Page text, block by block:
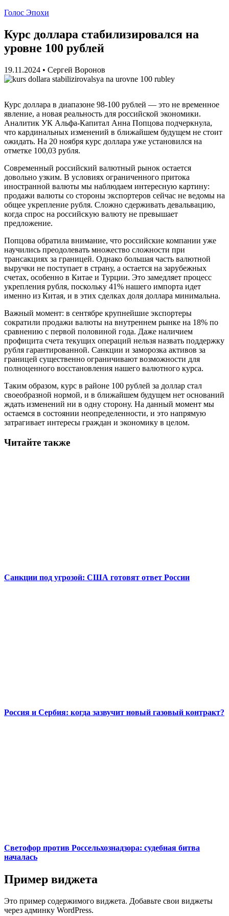
Голос Эпохи
Курс доллара стабилизировался на
уровне 100 рублей
19.11.2024 • Сергей Воронов
Курс доллара в диапазоне 98-100 рублей — это не временное
явление, а новая реальность для российской экономики.
Аналитик УК Альфа-Капитал Анна Попцова подчеркнула,
что кардинальных изменений в ближайшем будущем не стоит
ожидать. На 20 ноября курс доллара уже установился на
отметке 100,03 рубля.
Современный российский валютный рынок остается
довольно узким. В условиях ограниченного притока
иностранной валюты мы наблюдаем интересную картину:
продажи валюты со стороны экспортеров сейчас не ведомы на
общее укрепление рубля. Сложно сдерживать девальвацию,
когда спрос на российскую валюту не превышает
предложение.
Попцова обратила внимание, что российские компании уже
научились преодолевать множество сложности при
трансакциях за границей. Однако большая часть валютной
выручки не поступает в страну, а остается на зарубежных
счетах, особенно в Китае и Турции. Это замедляет процесс
укрепления рубля, поскольку 41% нашего импорта идет
именно из Китая, и в этих сделках доля доллара минимальна.
Важный момент: в сентябре крупнейшие экспортеры
сократили продажи валюты на внутреннем рынке на 18% по
сравнению с первой половиной года. Даже наличием
профицита счета текущих операций нельзя назвать поддержку
рубля гарантированной. Санкции и заморозка активов за
границей существенно ограничивают возможности для
полноценного восстановления нашего валютного курса.
Таким образом, курс в районе 100 рублей за доллар стал
своеобразной нормой, и в ближайшем будущем нет оснований
ждать изменений ни в одну сторону. На данный момент мы
остаемся в состоянии неопределенности, и это напрямую
затрагивает интересы граждан и экономику в целом.
Читайте также
Санкции под угрозой: США готовят ответ России
Россия и Сербия: когда зазвучит новый газовый контракт?
Светофор против Россельхознадзора: судебная битва
началась
Пример виджета
Это пример содержимого виджета. Добавьте свои виджеты
через админку WordPress.